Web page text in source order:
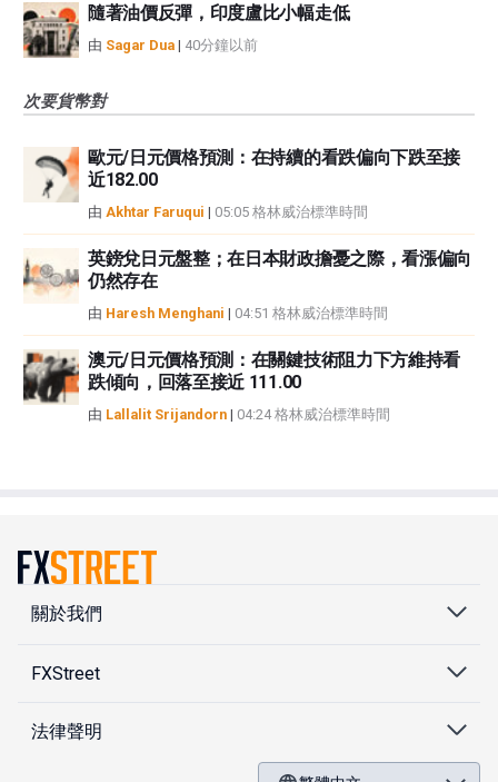
隨著油價反彈，印度盧比小幅走低
由 Sagar Dua | 40分鐘以前
次要貨幣對
歐元/日元價格預測：在持續的看跌偏向下跌至接
近182.00
由 Akhtar Faruqui | 05:05 格林威治標準時間
英鎊兌日元盤整；在日本財政擔憂之際，看漲偏向
仍然存在
由 Haresh Menghani | 04:51 格林威治標準時間
澳元/日元價格預測：在關鍵技術阻力下方維持看
跌傾向，回落至接近 111.00
由 Lallalit Srijandorn | 04:24 格林威治標準時間
關於我們
FXStreet
法律聲明